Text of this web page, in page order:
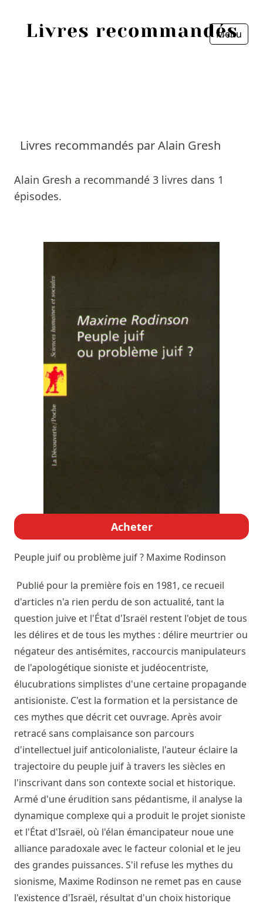
Menu
Livres recommandés par Alain Gresh
Alain Gresh a recommandé 3 livres dans 1
épisodes.
Acheter
Peuple juif ou problème juif ? Maxime Rodinson
Publié pour la première fois en 1981, ce recueil
d'articles n'a rien perdu de son actualité, tant la
question juive et l'État d'Israël restent l'objet de tous
les délires et de tous les mythes : délire meurtrier ou
négateur des antisémites, raccourcis manipulateurs
de l'apologétique sioniste et judéocentriste,
élucubrations simplistes d'une certaine propagande
antisioniste. C'est la formation et la persistance de
ces mythes que décrit cet ouvrage. Après avoir
retracé sans complaisance son parcours
d'intellectuel juif anticolonialiste, l'auteur éclaire la
trajectoire du peuple juif à travers les siècles en
l'inscrivant dans son contexte social et historique.
Armé d'une érudition sans pédantisme, il analyse la
dynamique complexe qui a produit le projet sioniste
et l'État d'Israël, où l'élan émancipateur noue une
alliance paradoxale avec le facteur colonial et le jeu
des grandes puissances. S'il refuse les mythes du
sionisme, Maxime Rodinson ne remet pas en cause
l'existence d'Israël, résultat d'un choix historique
Livres
Fermer